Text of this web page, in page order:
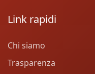
Link rapidi
Chi siamo
Trasparenza